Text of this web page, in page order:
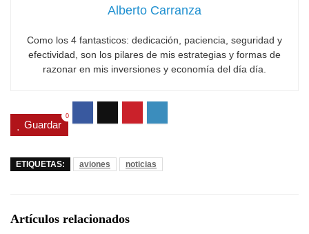
Alberto Carranza
Como los 4 fantasticos: dedicación, paciencia, seguridad y
efectividad, son los pilares de mis estrategias y formas de
razonar en mis inversiones y economía del día día.
Guardar
0
ETIQUETAS: aviones noticias
Artículos relacionados